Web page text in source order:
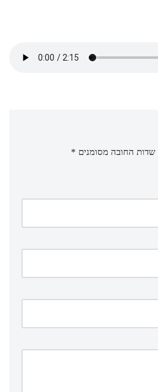
שדות החובה מסומנים *